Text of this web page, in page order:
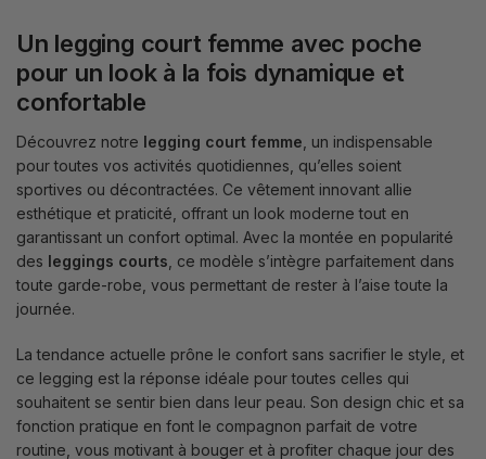
Un legging court femme avec poche
pour un look à la fois dynamique et
confortable
Découvrez notre legging court femme, un indispensable
pour toutes vos activités quotidiennes, qu’elles soient
sportives ou décontractées. Ce vêtement innovant allie
esthétique et praticité, offrant un look moderne tout en
garantissant un confort optimal. Avec la montée en popularité
des leggings courts, ce modèle s’intègre parfaitement dans
toute garde-robe, vous permettant de rester à l’aise toute la
journée.
La tendance actuelle prône le confort sans sacrifier le style, et
ce legging est la réponse idéale pour toutes celles qui
souhaitent se sentir bien dans leur peau. Son design chic et sa
fonction pratique en font le compagnon parfait de votre
routine, vous motivant à bouger et à profiter chaque jour des